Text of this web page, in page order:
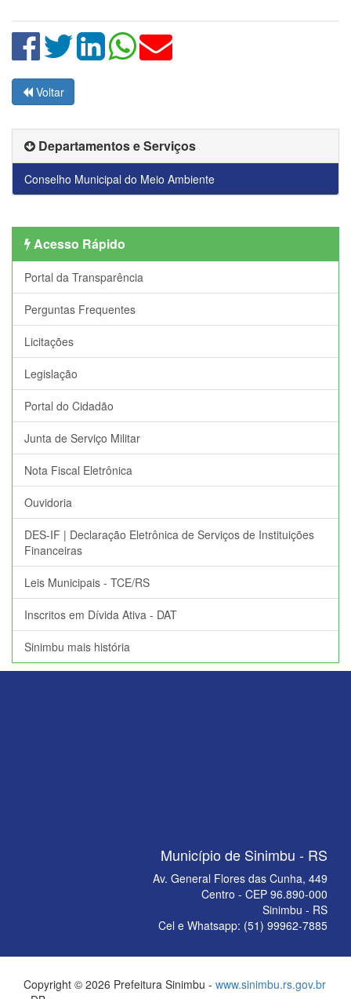
Voltar
Departamentos e Serviços
Conselho Municipal do Meio Ambiente
Acesso Rápido
Portal da Transparência
Perguntas Frequentes
Licitações
Legislação
Portal do Cidadão
Junta de Serviço Militar
Nota Fiscal Eletrônica
Ouvidoria
DES-IF | Declaração Eletrônica de Serviços de Instituições
Financeiras
Leis Municipais - TCE/RS
Inscritos em Dívida Ativa - DAT
Sinimbu mais história
Município de Sinimbu - RS
Av. General Flores das Cunha, 449
Centro - CEP 96.890-000
Sinimbu - RS
Cel e Whatsapp: (51) 99962-7885
Copyright © 2026 Prefeitura Sinimbu - www.sinimbu.rs.gov.br